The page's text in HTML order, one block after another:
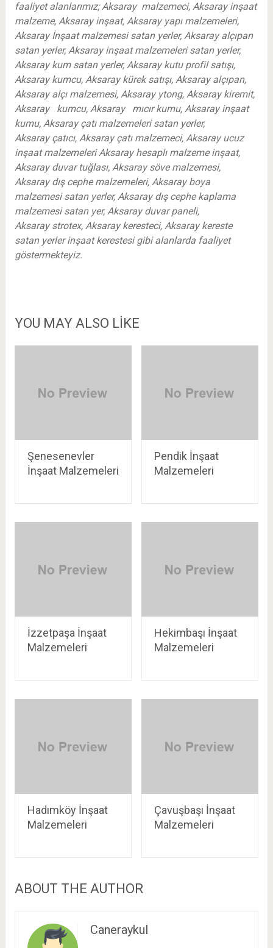
faaliyet alanlarımız; Aksaray malzemeci, Aksaray inşaat
malzeme, Aksaray inşaat, Aksaray yapı malzemeleri,
Aksaray İnşaat malzemesi satan yerler, Aksaray alçıpan
satan yerler, Aksaray inşaat malzemeleri satan yerler,
Aksaray kum satan yerler, Aksaray kutu profil satışı,
Aksaray kumcu, Aksaray kürek satışı, Aksaray alçıpan,
Aksaray alçı malzemesi, Aksaray ytong, Aksaray kiremit,
Aksaray kumcu, Aksaray mıcır kumu, Aksaray inşaat
kumu, Aksaray çatı malzemeleri satan yerler,
Aksaray çatıcı, Aksaray çatı malzemeci, Aksaray ucuz
inşaat malzemeleri Aksaray hesaplı malzeme inşaat,
Aksaray duvar tuğlası, Aksaray söve malzemesi,
Aksaray dış cephe malzemeleri, Aksaray boya
malzemesi satan yerler, Aksaray dış cephe kaplama
malzemesi satan yer, Aksaray duvar paneli,
Aksaray strotex, Aksaray keresteci, Aksaray kereste
satan yerler inşaat kerestesi gibi alanlarda faaliyet
göstermekteyiz.
YOU MAY ALSO LIKE
Şenesenevler
İnşaat Malzemeleri
Pendik İnşaat
Malzemeleri
İzzetpaşa İnşaat
Malzemeleri
Hekimbaşı İnşaat
Malzemeleri
Hadımköy İnşaat
Malzemeleri
Çavuşbaşı İnşaat
Malzemeleri
ABOUT THE AUTHOR
Caneraykul